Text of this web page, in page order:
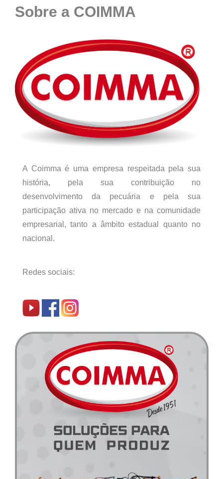
Sobre a COIMMA
A Coimma é uma empresa respeitada pela sua
história, pela sua contribuição no
desenvolvimento da pecuária e pela sua
participação ativa no mercado e na comunidade
empresarial, tanto a âmbito estadual quanto no
nacional.
Redes sociais: